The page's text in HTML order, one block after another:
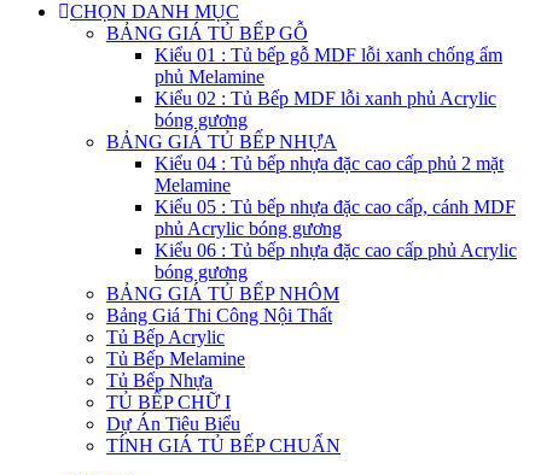
CHỌN DANH MỤC
BẢNG GIÁ TỦ BẾP GỖ
Kiểu 01 : Tủ bếp gỗ MDF lỗi xanh chống ẩm
phủ Melamine
Kiểu 02 : Tủ Bếp MDF lỗi xanh phủ Acrylic
bóng gương
BẢNG GIÁ TỦ BẾP NHỰA
Kiểu 04 : Tủ bếp nhựa đặc cao cấp phủ 2 mặt
Melamine
Kiểu 05 : Tủ bếp nhựa đặc cao cấp, cánh MDF
phủ Acrylic bóng gương
Kiểu 06 : Tủ bếp nhựa đặc cao cấp phủ Acrylic
bóng gương
BẢNG GIÁ TỦ BẾP NHÔM
Bảng Giá Thi Công Nội Thất
Tủ Bếp Acrylic
Tủ Bếp Melamine
Tủ Bếp Nhựa
TỦ BẾP CHỮ I
Dự Án Tiêu Biểu
TÍNH GIÁ TỦ BẾP CHUẨN